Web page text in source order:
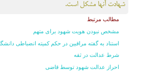
شهادت آنها مشکل است.
مطالب مرتبط
مشخص نبودن هویت شهود برای متهم
استناد به گفته مراقبین در حکم کمیته انضباطی
شرط عدالت در ثقه
احراز عدالت شهود توسط قاضی